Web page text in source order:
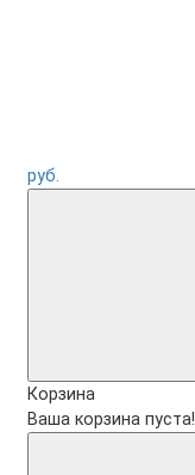
руб.
Корзина
Ваша корзина пуста!